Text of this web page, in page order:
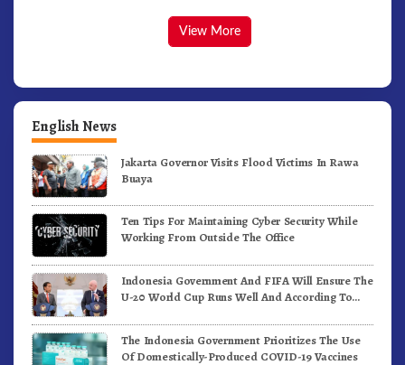
View More
English News
Jakarta Governor Visits Flood Victims In Rawa
Buaya
Ten Tips For Maintaining Cyber Security While
Working From Outside The Office
Indonesia Government And FIFA Will Ensure The
U-20 World Cup Runs Well And According To
The Indonesia Government Prioritizes The Use
Of Domestically-Produced COVID-19 Vaccines